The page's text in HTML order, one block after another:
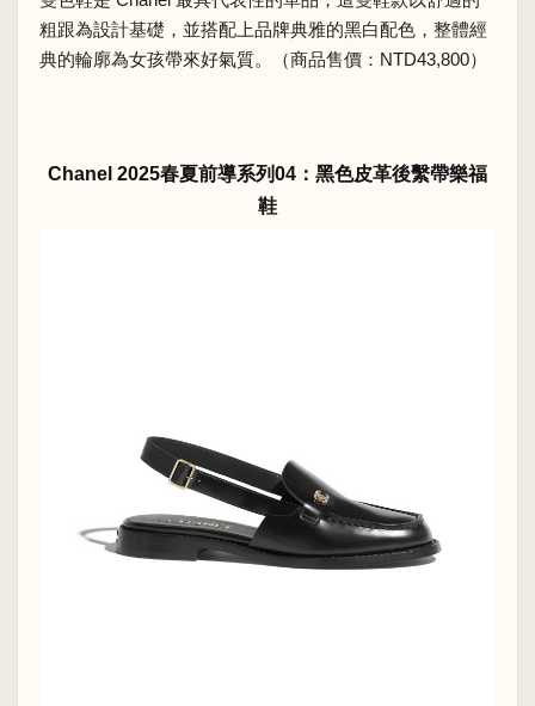
粗跟為設計基礎，並搭配上品牌典雅的黑白配色，整體經
典的輪廓為女孩帶來好氣質。（商品售價：NTD43,800）
Chanel 2025春夏前導系列04：黑色皮革後繫帶樂福
鞋